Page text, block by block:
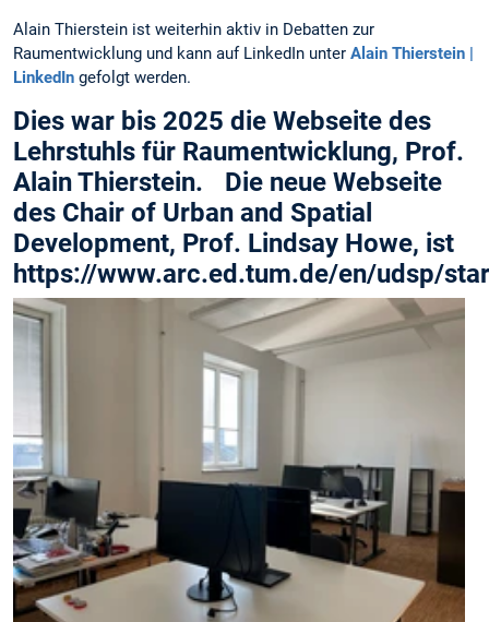
Alain Thierstein ist weiterhin aktiv in Debatten zur
Raumentwicklung und kann auf LinkedIn unter Alain Thierstein |
LinkedIn gefolgt werden.
Dies war bis 2025 die Webseite des
Lehrstuhls für Raumentwicklung, Prof.
Alain Thierstein. Die neue Webseite
des Chair of Urban and Spatial
Development, Prof. Lindsay Howe, ist
https://www.arc.ed.tum.de/en/udsp/